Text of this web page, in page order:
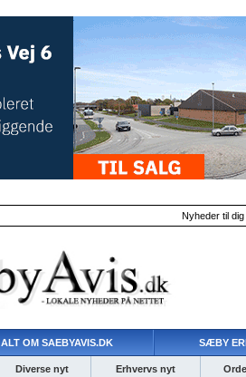
Nyheder til
ALT OM SAEBYAVIS.DK SÆBY
Diverse nyt Erhvervs nyt